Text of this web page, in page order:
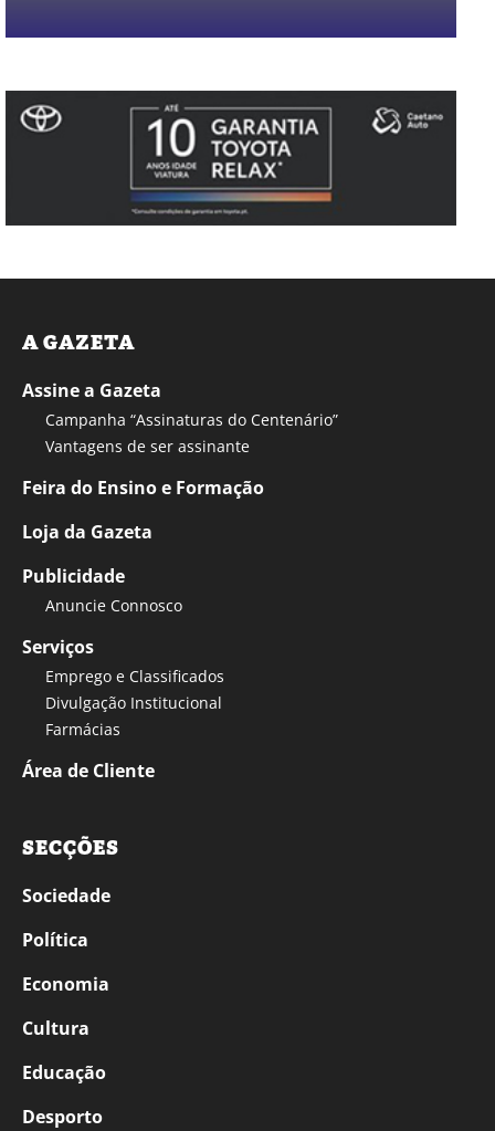
A GAZETA
Assine a Gazeta
Campanha “Assinaturas do Centenário”
Vantagens de ser assinante
Feira do Ensino e Formação
Loja da Gazeta
Publicidade
Anuncie Connosco
Serviços
Emprego e Classificados
Divulgação Institucional
Farmácias
Área de Cliente
SECÇÕES
Sociedade
Política
Economia
Cultura
Educação
Desporto